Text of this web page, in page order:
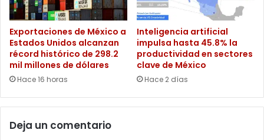
Exportaciones de México a
Estados Unidos alcanzan
récord histórico de 298.2
mil millones de dólares
Hace 16 horas
Inteligencia artificial
impulsa hasta 45.8% la
productividad en sectores
clave de México
Hace 2 días
Deja un comentario